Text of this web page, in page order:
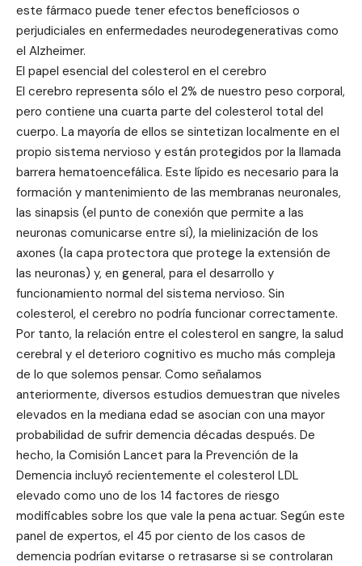
este fármaco puede tener efectos beneficiosos o
perjudiciales en enfermedades neurodegenerativas como
el Alzheimer.
El papel esencial del colesterol en el cerebro
El cerebro representa sólo el 2% de nuestro peso corporal,
pero contiene una cuarta parte del colesterol total del
cuerpo. La mayoría de ellos se sintetizan localmente en el
propio sistema nervioso y están protegidos por la llamada
barrera hematoencefálica. Este lípido es necesario para la
formación y mantenimiento de las membranas neuronales,
las sinapsis (el punto de conexión que permite a las
neuronas comunicarse entre sí), la mielinización de los
axones (la capa protectora que protege la extensión de
las neuronas) y, en general, para el desarrollo y
funcionamiento normal del sistema nervioso. Sin
colesterol, el cerebro no podría funcionar correctamente.
Por tanto, la relación entre el colesterol en sangre, la salud
cerebral y el deterioro cognitivo es mucho más compleja
de lo que solemos pensar. Como señalamos
anteriormente, diversos estudios demuestran que niveles
elevados en la mediana edad se asocian con una mayor
probabilidad de sufrir demencia décadas después. De
hecho, la Comisión Lancet para la Prevención de la
Demencia incluyó recientemente el colesterol LDL
elevado como uno de los 14 factores de riesgo
modificables sobre los que vale la pena actuar. Según este
panel de expertos, el 45 por ciento de los casos de
demencia podrían evitarse o retrasarse si se controlaran